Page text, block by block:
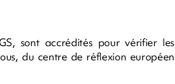
sont accrédités pour vérifier les
du centre de réflexion européen